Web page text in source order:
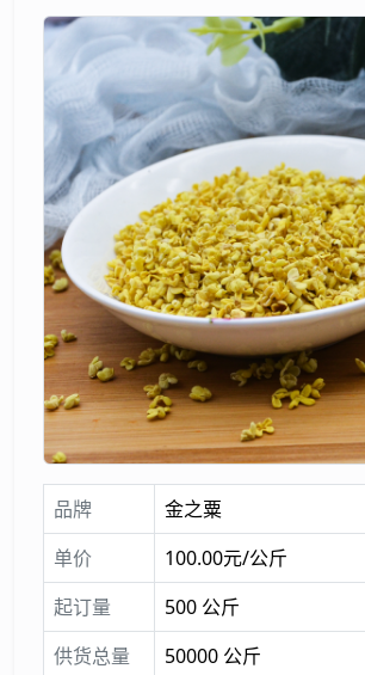
品牌
金之粟
单价
100.00元/公斤
起订量
500 公斤
供货总量
50000 公斤